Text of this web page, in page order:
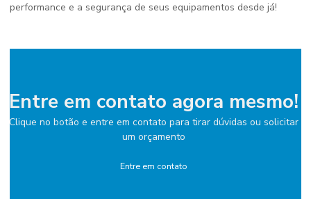
performance e a segurança de seus equipamentos desde já!
Entre em contato agora mesmo!
Clique no botão e entre em contato para tirar dúvidas ou solicitar
um orçamento
Entre em contato